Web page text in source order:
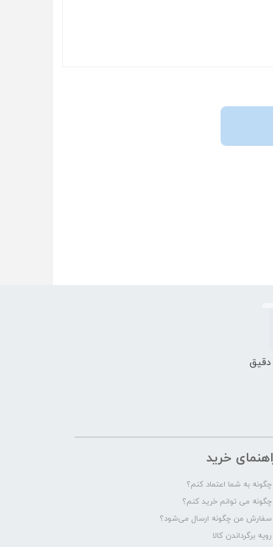
دقیق
خرید
چگونه به شما اعتماد کنم؟
چگونه می توانم خرید کنم؟
سفارش من چگونه ارسال می‌شود؟
رویه برگرداندن کالا